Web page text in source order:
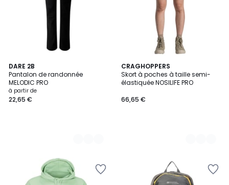
DARE 2B
Pantalon de randonnée
MELODIC PRO
à partir de
22,65 €
2
Couleurs
CRAGHOPPERS
Skort à poches à taille semi-
élastiquée NOSILIFE PRO
66,65 €
2
Couleurs